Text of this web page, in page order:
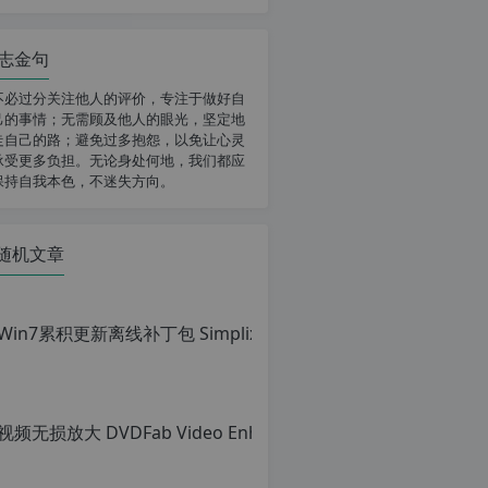
金句
必过分关注他人的评价，专注于做好自
的事情；无需顾及他人的眼光，坚定地
自己的路；避免过多抱怨，以免让心灵
受更多负担。无论身处何地，我们都应
持自我本色，不迷失方向。
机文章